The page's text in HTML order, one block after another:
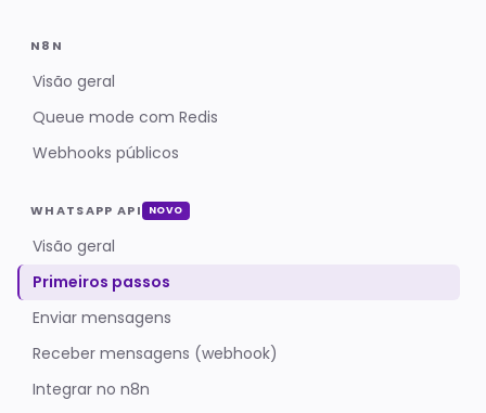
N8N
Visão geral
Queue mode com Redis
Webhooks públicos
WHATSAPP API NOVO
Visão geral
Primeiros passos
Enviar mensagens
Receber mensagens (webhook)
Integrar no n8n